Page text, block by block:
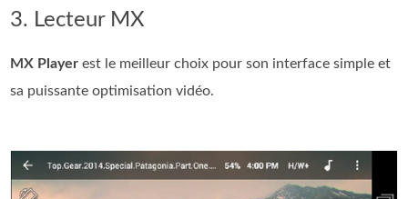
3. Lecteur MX
MX Player est le meilleur choix pour son interface simple et
sa puissante optimisation vidéo.